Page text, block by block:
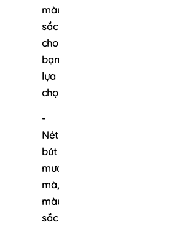
màu
sắc
cho
bạn
lựa
chọn
-
Nét
bút
mượt
mà,
màu
sắc